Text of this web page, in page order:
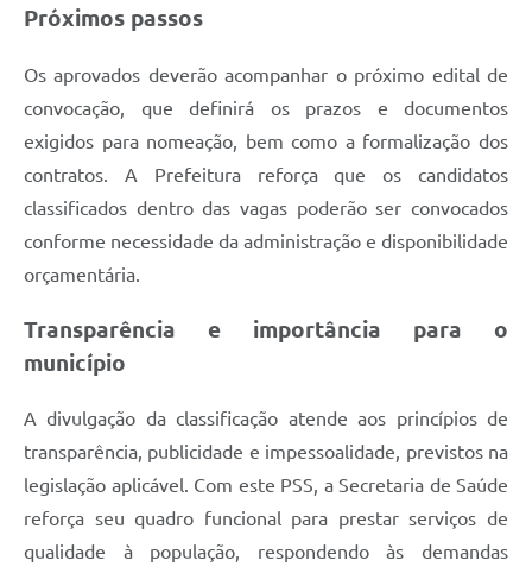
Próximos passos
Os aprovados deverão acompanhar o próximo edital de
convocação, que definirá os prazos e documentos
exigidos para nomeação, bem como a formalização dos
contratos. A Prefeitura reforça que os candidatos
classificados dentro das vagas poderão ser convocados
conforme necessidade da administração e disponibilidade
orçamentária.
Transparência e importância para o
município
A divulgação da classificação atende aos princípios de
transparência, publicidade e impessoalidade, previstos na
legislação aplicável. Com este PSS, a Secretaria de Saúde
reforça seu quadro funcional para prestar serviços de
qualidade à população, respondendo às demandas